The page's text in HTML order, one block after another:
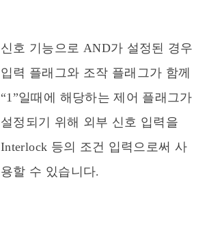
신호 기능으로 AND가 설정된 경우
입력 플래그와 조작 플래그가 함께
“1”일때에 해당하는 제어 플래그가
설정되기 위해 외부 신호 입력을
Interlock 등의 조건 입력으로써 사
용할 수 있습니다.